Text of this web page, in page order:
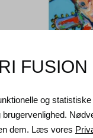
Henrik Busk
hinanden, 2024.
FUSION
og
dem. Læs vores